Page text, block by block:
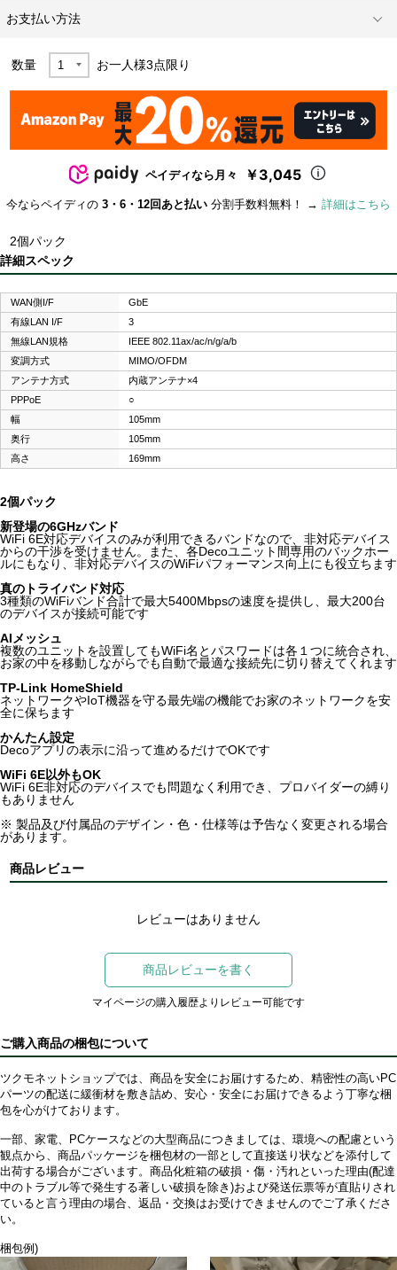
お支払い方法
数量 お一人様3点限り
ペイディなら月々 ￥3,045
今ならペイディの 3・6・12回あと払い 分割手数料無料！ → 詳細はこちら
2個パック
詳細スペック
WAN側I/F
GbE
有線LAN I/F
3
無線LAN規格
IEEE 802.11ax/ac/n/g/a/b
変調方式
MIMO/OFDM
アンテナ方式
内蔵アンテナ×4
PPPoE
○
幅
105mm
奥行
105mm
高さ
169mm
2個パック
新登場の6GHzバンド
WiFi 6E対応デバイスのみが利用できるバンドなので、非対応デバイス
からの干渉を受けません。また、各Decoユニット間専用のバックホー
ルにもなり、非対応デバイスのWiFiパフォーマンス向上にも役立ちます
真のトライバンド対応
3種類のWiFiバンド合計で最大5400Mbpsの速度を提供し、最大200台
のデバイスが接続可能です
AIメッシュ
複数のユニットを設置してもWiFi名とパスワードは各１つに統合され、
お家の中を移動しながらでも自動で最適な接続先に切り替えてくれます
TP-Link HomeShield
ネットワークやIoT機器を守る最先端の機能でお家のネットワークを安
全に保ちます
かんたん設定
Decoアプリの表示に沿って進めるだけでOKです
WiFi 6E以外もOK
WiFi 6E非対応のデバイスでも問題なく利用でき、プロバイダーの縛り
もありません
※ 製品及び付属品のデザイン・色・仕様等は予告なく変更される場合
があります。
商品レビュー
レビューはありません
商品レビューを書く
マイページの購入履歴よりレビュー可能です
ご購入商品の梱包について
ツクモネットショップでは、商品を安全にお届けするため、精密性の高いPC
パーツの配送に緩衝材を敷き詰め、安心・安全にお届けできるよう丁寧な梱
包を心がけております。
一部、家電、PCケースなどの大型商品につきましては、環境への配慮という
観点から、商品パッケージを梱包材の一部として直接送り状などを添付して
出荷する場合がございます。商品化粧箱の破損・傷・汚れといった理由(配達
中のトラブル等で発生する著しい破損を除き)および発送伝票等が直貼りされ
ていると言う理由の場合、返品・交換はお受けできませんのでご了承くださ
い。
梱包例)